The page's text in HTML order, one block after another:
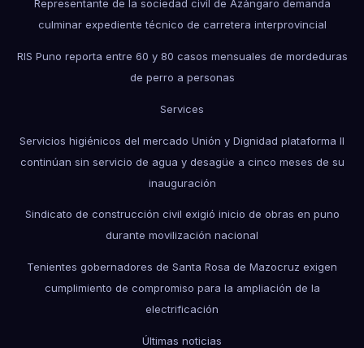
Representante de la sociedad civil de Azángaro demanda
culminar expediente técnico de carretera interprovincial
RIS Puno reporta entre 60 y 80 casos mensuales de mordeduras
de perro a personas
Services
Servicios higiénicos del mercado Unión y Dignidad plataforma II
continúan sin servicio de agua y desagüe a cinco meses de su
inauguración
Sindicato de construcción civil exigió inicio de obras en puno
durante movilización nacional
Tenientes gobernadores de Santa Rosa de Mazocruz exigen
cumplimiento de compromiso para la ampliación de la
electrificación
Últimas noticias